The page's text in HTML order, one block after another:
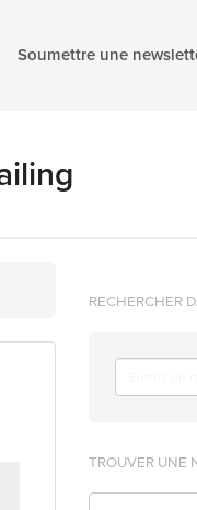
Soumettre une
RECHERCHER
TROUVER UNE